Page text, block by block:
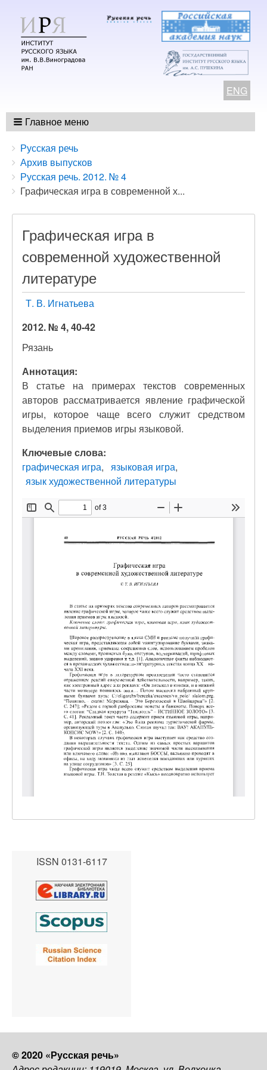
ENG
Главное меню
Breadcrumbs
You
are
here:
Русская речь
Архив выпусков
Русская речь. 2012. № 4
Графическая игра в современной х...
Графическая игра в
современной художественной
литературе
Т. В. Игнатьева
2012. № 4, 40-42
Рязань
Аннотация:
В статье на примерах текстов современных
авторов рассматривается явление графической
игры, которое чаще всего служит средством
выделения приемов игры языковой.
Ключевые слова:
графическая игра
языковая игра
язык художественной литературы
ISSN 0131-6117
© 2020 «Русская речь»